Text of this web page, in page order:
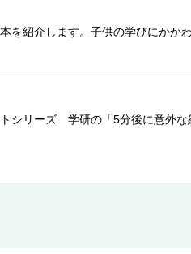
を紹介します。子供の学びにかか
シリーズ 学研の「5分後に意外な